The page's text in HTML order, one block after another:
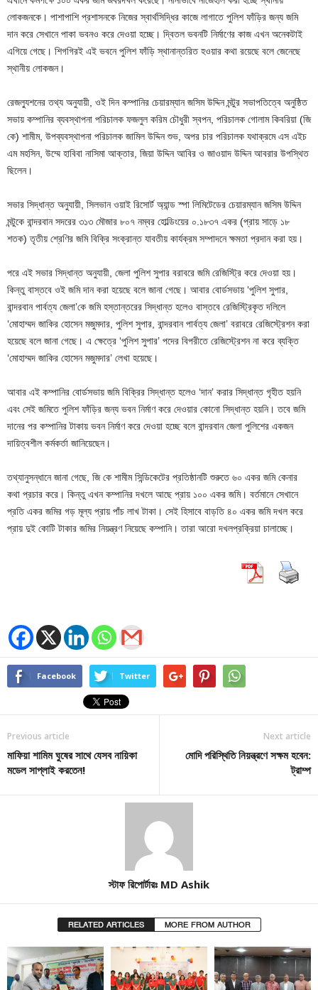
লোকজনকে। পাশাপাশি প্রশাসনকে নিজের স্বার্থসিদ্ধির কাজে লাগাতে পুলিশ ফাঁড়ির জন্য জমি
দান করে সেখানে পাকা ভবনও করে দেওয়া হচ্ছে। দ্বিতল ভবনটি নির্মাণের কাজ এখন অনেকটাই
এগিয়ে গেছে। শিগগিরই এই ভবনে পুলিশ ফাঁড়ি স্থানান্তরিত হওয়ার কথা রয়েছে বলে জেনেছে
স্থানীয় লোকজন।
রেজল্যুশনের তথ্য অনুযায়ী, ওই দিন কম্পানির চেয়ারম্যান জসিম উদ্দিন মন্টুর সভাপতিত্বে অনুষ্ঠিত
সভায় কম্পানির ব্যবস্থাপনা পরিচালক ফজলুল করিম চৌধুরী স্বপন, পরিচালক গোলাম কিবরিয়া (জি
কে) শামীম, উপব্যবস্থাপনা পরিচালক জামিল উদ্দিন শুভ, অপর চার পরিচালক যথাক্রমে এস এইচ
এম মহসিন, উম্মে হাবিবা নাসিমা আক্তার, জিয়া উদ্দিন আবির ও জাওয়াদ উদ্দিন আবরার উপস্থিত
ছিলেন।
সভার সিদ্ধান্ত অনুযায়ী, সিলভান ওয়াই রিসোর্ট অ্যান্ড স্পা লিমিটেডের চেয়ারম্যান জসিম উদ্দিন
মন্টুকে বান্দরবান সদরের ৩১৩ মৌজার ৮০৭ নম্বর হোল্ডিংয়ের ০.১৮৩৭ একর (প্রায় সাড়ে ১৮
শতক) তৃতীয় শ্রেণির জমি বিক্রি সংক্রান্ত যাবতীয় কার্যক্রম সম্পাদনে ক্ষমতা প্রদান করা হয়।
পরে এই সভার সিদ্ধান্ত অনুযায়ী, জেলা পুলিশ সুপার বরাবরে জমি রেজিস্ট্রি করে দেওয়া হয়।
কিন্তু বাস্তবে ওই জমি দান করা হয়েছে বলে জানা গেছে। আবার বোর্ডসভায় ‘পুলিশ সুপার,
বান্দরবান পার্বত্য জেলা’কে জমি হস্তান্তরের সিদ্ধান্ত হলেও বাস্তবে রেজিস্ট্রিকৃত দলিলে
‘মোহাম্মদ জাকির হোসেন মজুমদার, পুলিশ সুপার, বান্দরবান পার্বত্য জেলা’ বরাবরে রেজিস্ট্রেশন করা
হয়েছে বলে জানা গেছে। এ ক্ষেত্রে ‘পুলিশ সুপার’ পদের বিপরীতে রেজিস্ট্রেশন না করে ব্যক্তি
‘মোহাম্মদ জাকির হোসেন মজুমদার’ লেখা হয়েছে।
আবার এই কম্পানির বোর্ডসভায় জমি বিক্রির সিদ্ধান্ত হলেও ‘দান’ করার সিদ্ধান্ত গৃহীত হয়নি
এবং সেই জমিতে পুলিশ ফাঁড়ির জন্য ভবন নির্মাণ করে দেওয়ার কোনো সিদ্ধান্ত হয়নি। তবে জমি
দানের পর কম্পানির টাকায় ভবন নির্মাণ করে দেওয়া হচ্ছে বলে বান্দরবান জেলা পুলিশের একজন
দায়িত্বশীল কর্মকর্তা জানিয়েছেন।
তথ্যানুসন্ধানে জানা গেছে, জি কে শামীম সিন্ডিকেটের প্রতিষ্ঠানটি শুরুতে ৬০ একর জমি কেনার
কথা প্রচার করে। কিন্তু এখন কম্পানির দখলে আছে প্রায় ১০০ একর জমি। বর্তমানে সেখানে
প্রতি একর জমির গড় মূল্য প্রায় পাঁচ লাখ টাকা। সেই হিসাবে বাড়তি ৪০ একর জমি দখল করে
প্রায় দুই কোটি টাকার জমির নিয়ন্ত্রণ নিয়েছে কম্পানি। তারা আরো দখলপ্রক্রিয়া চালাচ্ছে।
Facebook Twitter
Previous article
মাফিয়া শামিম ঘুষের সাথে যেসব নায়িকা
মডেল সাপ্লাই করতেন!
Next article
মোদি পরিস্থিতি নিয়ন্ত্রণে সক্ষম হবেন:
ট্রাম্প
স্টাফ রিপোর্টারঃ MD Ashik
RELATED ARTICLES MORE FROM AUTHOR